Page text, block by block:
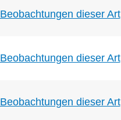
Beobachtungen dieser Art
Beobachtungen dieser Art
Beobachtungen dieser Art